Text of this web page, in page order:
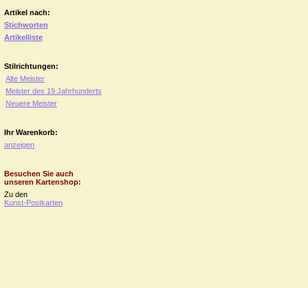
Artikel nach:
Stichworten
Artikelliste
Stilrichtungen:
Alte Meister
Meister des 19.Jahrhunderts
Neuere Meister
Ihr Warenkorb:
anzeigen
Besuchen Sie auch
unseren Kartenshop:
Zu den
Kunst-Postkarten